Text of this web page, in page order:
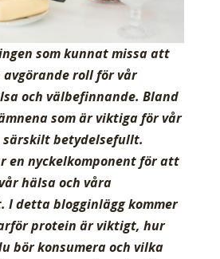
som kunnat missa att
roll för vår
och välbefinnande. Bland
som är viktiga för vår
betydelsefullt.
en nyckelkomponent för att
hälsa och våra
detta blogginlägg kommer
protein är viktigt, hur
bör konsumera och vilka